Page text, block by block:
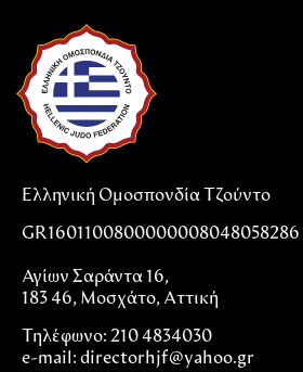
Ελληνική Ομοσπονδία Τζούντο
GR1601100800000008048058286
Αγίων Σαράντα 16,
183 46, Μοσχάτο, Αττική
Τηλέφωνο: 210 4834030
e-mail: directorhjf@yahoo.gr